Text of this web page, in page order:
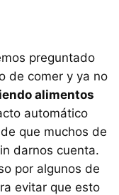
preguntado
de comer y ya no
alimentos
automático
que muchos de
darnos cuenta.
por algunos de
evitar que esto